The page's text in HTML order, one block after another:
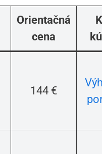
Orientačná
cena
144 €